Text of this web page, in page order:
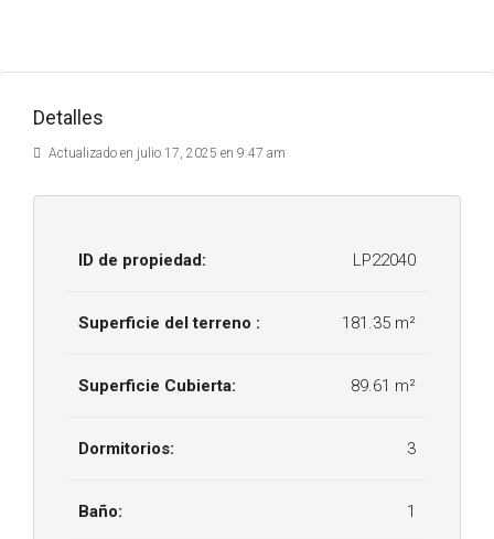
Detalles
Actualizado en julio 17, 2025 en 9:47 am
ID de propiedad: LP22040
Superficie del terreno : 181.35 m²
Superficie Cubierta: 89.61 m²
Dormitorios: 3
Baño: 1